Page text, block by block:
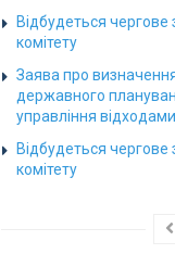
Відбудеться чергове
комітету
Заява про
державного
управління
Відбудеться чергове
комітету